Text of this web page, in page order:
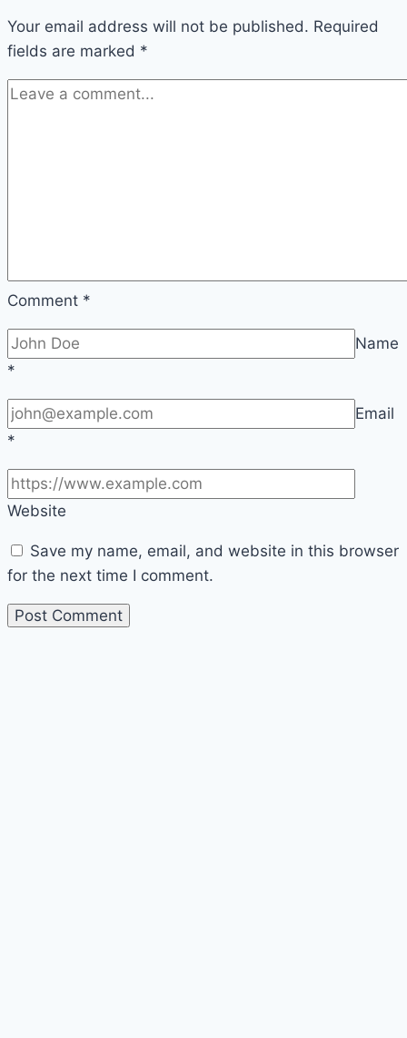
Mahiticha
adhikar
arj
Kasa
Your email address will not be published. Required
fields are marked *
Comment *
Name
*
Email
*
Website
Save my name, email, and website in this browser
for the next time I comment.